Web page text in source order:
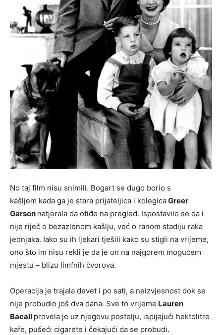
No taj film nisu snimili. Bogart se dugo borio s
kašljem kada ga je stara prijateljica i kolegicaGreer
Garson natjerala da otiđe na pregled. Ispostavilo se da i
nije riječ o bezazlenom kašlju, već o ranom stadiju raka
jednjaka. Iako su ih ljekari tješili kako su stigli na vrijeme,
ono što im nisu rekli je da je on na najgorem mogućem
mjestu – blizu limfnih čvorova.
Operacija je trajala devet i po sati, a neizvjesnost dok se
nije probudio još dva dana. Sve to vrijeme Lauren
Bacall provela je uz njegovu postelju, ispijajući hektolitre
kafe, pušeći cigarete i čekajući da se probudi.